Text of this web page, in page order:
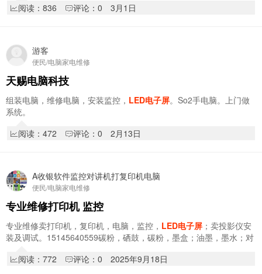
阅读：836
评论：0 3月1日
游客
便民/电脑家电维修
天赐电脑科技
组装电脑，维修电脑，安装监控， LED电子屏。So2手电脑。上门做
系统。
阅读：472
评论：0 2月13日
A收银软件监控对讲机打复印机电脑
便民/电脑家电维修
专业维修打印机 监控
专业维修卖打印机，复印机，电脑，监控， LED电子屏 ；卖投影仪安
装及调试。15145640559碳粉，硒鼓，碳粉，墨盒；油墨，墨水；对
阅读：772
评论：0 2025年9月18日